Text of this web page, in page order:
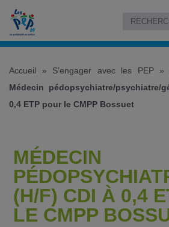
Accueil » S’engager avec les PEP»
Médecin pédopsychiatre/psychiatre/
0,4 ETP pour le CMPP Bossuet
MÉDECIN
(H/F) CDI À 0,4
LE CMPP